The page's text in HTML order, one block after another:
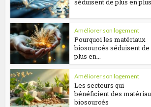
séduisent de plus en
Améliorer son logement
Pourquoi les matériaux
biosourcés séduisent de
plus en...
Améliorer son logement
Les secteurs qui
bénéficient des
biosourcés